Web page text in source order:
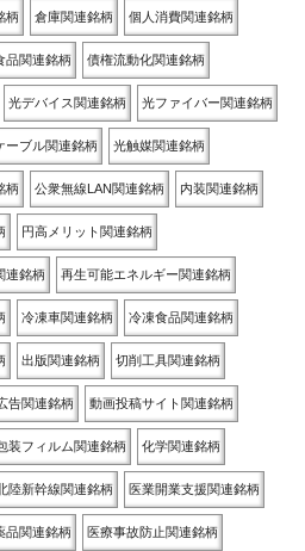
柄 倉庫関連銘柄 個人消費関連銘柄
品関連銘柄 債権流動化関連銘柄
光デバイス関連銘柄 光ファイバー関連銘柄
ーブル関連銘柄 光触媒関連銘柄
柄 公衆無線LAN関連銘柄 内装関連銘柄
円高メリット関連銘柄
連銘柄 再生可能エネルギー関連銘柄
冷凍車関連銘柄 冷凍食品関連銘柄
出版関連銘柄 切削工具関連銘柄
告関連銘柄 動画投稿サイト関連銘柄
装フィルム関連銘柄 化学関連銘柄
陸新幹線関連銘柄 医業開業支援関連銘柄
品関連銘柄 医療事故防止関連銘柄